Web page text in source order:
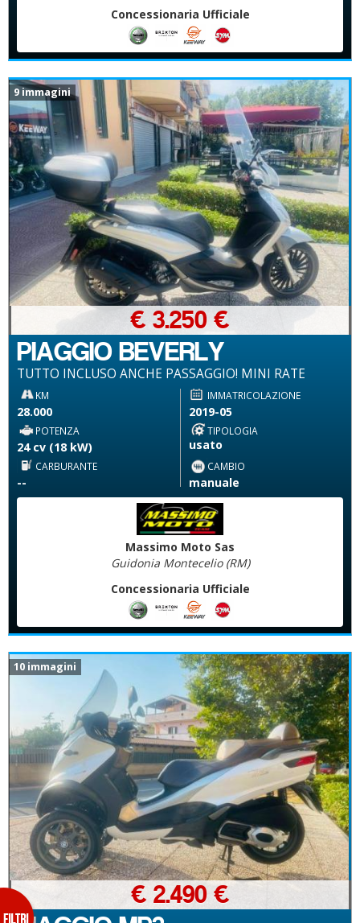
Concessionaria Ufficiale
9 immagini
PIAGGIO BEVERLY
TUTTO INCLUSO ANCHE PASSAGGIO! MINI RATE
€ 3.250 €
KM
28.000
IMMATRICOLAZIONE
2019-05
POTENZA
24 cv (18 kW)
TIPOLOGIA
usato
CARBURANTE
--
CAMBIO
manuale
Massimo Moto Sas
Guidonia Montecelio (RM)
Concessionaria Ufficiale
10 immagini
€ 2.490 €